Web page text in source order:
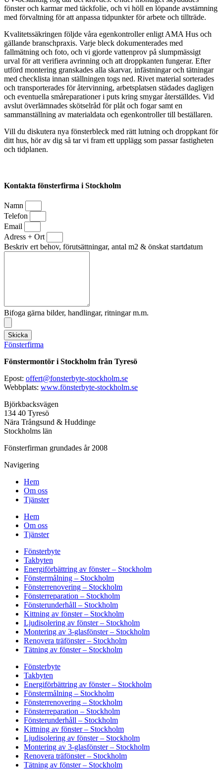
fönster och karmar med täckfolie, och vi höll en löpande avstämning
med förvaltning för att anpassa tidpunkter för arbete och tillträde.
Kvalitetssäkringen följde våra egenkontroller enligt AMA Hus och
gällande branschpraxis. Varje bleck dokumenterades med
fallmätning och foto, och vi gjorde vattenprov på slumpmässigt
urval för att verifiera avrinning och att droppkanten fungerar. Efter
utförd montering granskades alla skarvar, infästningar och tätningar
med checklista innan ställningen togs ned. Rivet material sorterades
och transporterades för återvinning, arbetsplatsen städades dagligen
och eventuella småreparationer i puts kring smygar återställdes. Vid
avslut överlämnades skötselråd för plåt och fogar samt en
sammanställning av materialdata och egenkontroller till beställaren.
Vill du diskutera nya fönsterbleck med rätt lutning och droppkant för
ditt hus, hör av dig så tar vi fram ett upplägg som passar fastigheten
och tidplanen.
Kontakta fönsterfirma i Stockholm
Namn
Telefon
Email
Adress + Ort
Beskriv ert behov, förutsättningar, antal m2 & önskat startdatum
Bifoga gärna bilder, handlingar, ritningar m.m.
Skicka
Fönsterfirma
Fönstermontör i Stockholm från Tyresö
Epost: offert@fonsterbyte-stockholm.se
Webbplats: www.fönsterbyte-stockholm.se
Björkbacksvägen
134 40 Tyresö
Nära Trångsund & Huddinge
Stockholms län
Fönsterfirman grundades år 2008
Navigering
Hem
Om oss
Tjänster
Hem
Om oss
Tjänster
Fönsterbyte
Takbyten
Energiförbättring av fönster – Stockholm
Fönstermålning – Stockholm
Fönsterrenovering – Stockholm
Fönsterreparation – Stockholm
Fönsterunderhåll – Stockholm
Kittning av fönster – Stockholm
Ljudisolering av fönster – Stockholm
Montering av 3-glasfönster – Stockholm
Renovera träfönster – Stockholm
Tätning av fönster – Stockholm
Fönsterbyte
Takbyten
Energiförbättring av fönster – Stockholm
Fönstermålning – Stockholm
Fönsterrenovering – Stockholm
Fönsterreparation – Stockholm
Fönsterunderhåll – Stockholm
Kittning av fönster – Stockholm
Ljudisolering av fönster – Stockholm
Montering av 3-glasfönster – Stockholm
Renovera träfönster – Stockholm
Tätning av fönster – Stockholm